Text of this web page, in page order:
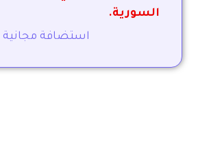
السورية.
استضافة مجانية